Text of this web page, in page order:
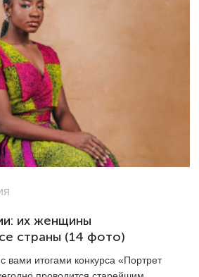
их женщины
страны (14 фото)
вами итогами конкурса «Портрет